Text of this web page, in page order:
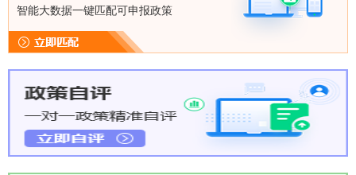
智能大数据一键匹配可申报政策